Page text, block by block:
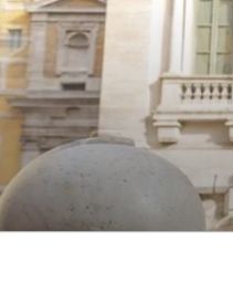
Przejdź
do
treści